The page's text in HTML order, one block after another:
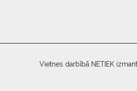
Vietnes darbībā NETIEK